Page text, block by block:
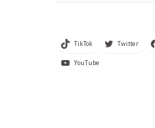
TikTok Twitter
YouTube